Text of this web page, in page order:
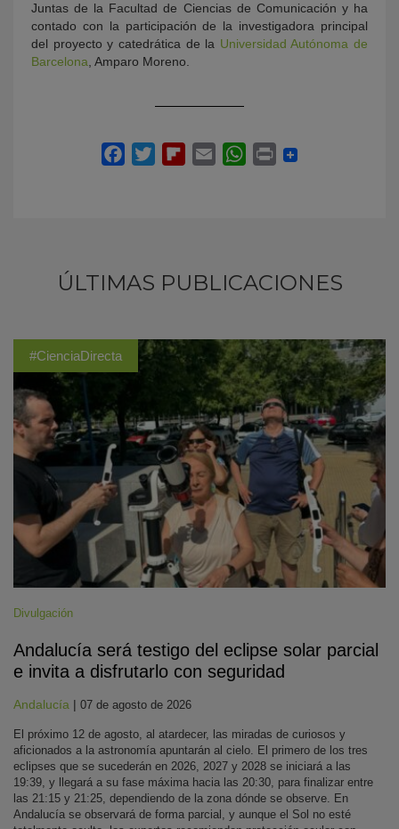
Juntas de la Facultad de Ciencias de Comunicación y ha
contado con la participación de la investigadora principal
del proyecto y catedrática de la Universidad Autónoma de
Barcelona , Amparo Moreno.
ÚLTIMAS PUBLICACIONES
#CienciaDirecta
Divulgación
Andalucía será testigo del eclipse solar parcial
e invita a disfrutarlo con seguridad
Andalucía | 07 de agosto de 2026
El próximo 12 de agosto, al atardecer, las miradas de curiosos y
aficionados a la astronomía apuntarán al cielo. El primero de los tres
eclipses que se sucederán en 2026, 2027 y 2028 se iniciará a las
19:39, y llegará a su fase máxima hacia las 20:30, para finalizar entre
las 21:15 y 21:25, dependiendo de la zona dónde se observe. En
Andalucía se observará de forma parcial, y aunque el Sol no esté